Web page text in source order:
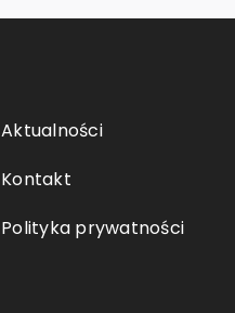
Aktualności
Kontakt
Polityka prywatności